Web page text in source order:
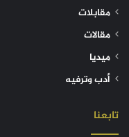
مقابلات
مقالات
ميديا
أدب وترفيه
تابعنا